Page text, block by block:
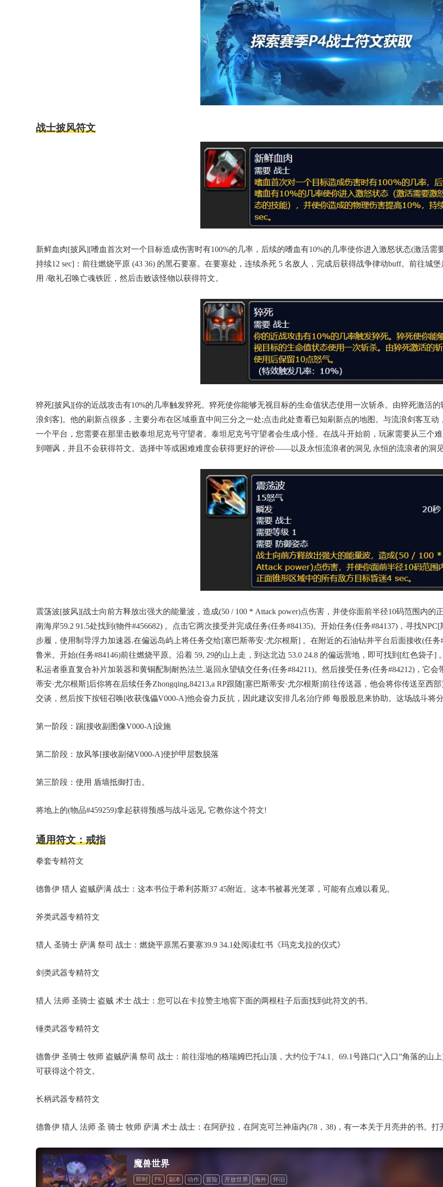
战士披风符文
新鲜血肉[披风][嗜血首次对一个目标造成伤害时有100%的几率，后续的嗜血有10%的几率使你进入激怒状态(激活需
持续12 sec]：前往燃烧平原 (43 36) 的黑石要塞。在要塞处，连续杀死 5 名敌人，完成后获得战争律动buff。前往城
用 /敬礼召唤亡魂铁匠，然后击败该怪物以获得符文。
猝死[披风][你的近战攻击有10%的几率触发猝死。猝死使你能够无视目标的生命值状态使用一次斩杀。由猝死激活
浪剑客]。他的刷新点很多，主要分布在区域垂直中间三分之一处;点击此处查看已知刷新点的地图。与流浪剑客互动
一个平台，您需要在那里击败泰坦尼克号守望者。泰坦尼克号守望者会生成小怪。在战斗开始前，玩家需要从三个
到嘲讽，并且不会获得符文。选择中等或困难难度会获得更好的评价——以及永恒流浪者的洞见 永恒的流浪者的洞见
震荡波[披风][战士向前方释放出强大的能量波，造成(50 / 100 * Attack power)点伤害，并使你面前半径10码范围内的
南海岸59.2 91.5处找到(物件​#456682) 。点击它两次接受并完成任务(任务​#84135)。开始任务(任务#84137)，寻找
步履，使用制导浮力加速器.在偏远岛屿上将任务交给[塞巴斯蒂安·尤尔根斯] 。在附近的石油钻井平台后面接收(任务
鲁米。开始(任务#84146)前往燃烧平原。沿着 59, 29的山上走，到达北边 53.0 24.8 的偏远营地，即可找到[红色袋子]
私运者垂直复合补片加装器和黄铜配制耐热法兰.返回永望镇交任务(任务#84211)。然后接受任务(任务#84212)，它
蒂安·尤尔根斯]后你将在后续任务Zhongqing,84213,a RP跟随[塞巴斯蒂安·尤尔根斯]前往传送器，他会将你传送至西
交谈，然后按下按钮召唤[收获傀儡V000-A]他会奋力反抗，因此建议安排几名治疗师 每股股息来协助。这场战斗将
第一阶段：踢[接收副图像V000-A]设施
第二阶段：放风筝[接收副储V000-A]使护甲层数脱落
第三阶段：使用 盾墙抵御打击。
将地上的(物品#459259)拿起获得预感与战斗远见, 它教你这个符文!
通用符文：戒指
拳套专精符文
德鲁伊 猎人 盗贼萨满 战士：这本书位于希利苏斯37 45附近。这本书被暮光笼罩，可能有点难以看见。
斧类武器专精符文
猎人 圣骑士 萨满 祭司 战士：燃烧平原黑石要塞39.9 34.1处阅读红书《玛克戈拉的仪式》
剑类武器专精符文
猎人 法师 圣骑士 盗贼 术士 战士：您可以在卡拉赞主地窖下面的两根柱子后面找到此符文的书。
锤类武器专精符文
德鲁伊 圣骑士 牧师 盗贼萨满 祭司 战士：前往湿地的格瑞姆巴托山顶，大约位于74.1、69.1号路口(“入口”角落的
可获得这个符文。
长柄武器专精符文
德鲁伊 猎人 法师 圣 骑士 牧师 萨满 术士 战士：在阿萨拉，在阿克可兰神庙内(78，38)，有一本关于月亮井的书。
魔兽世界
即时 PK 副本 动作 冒险 开放世界 海外 怀旧